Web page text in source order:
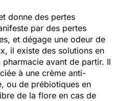
donne des pertes
par des pertes
et dégage une odeur de
il existe des solutions en
avant de partir. Il
à une crème anti-
ou de prébiotiques en
de la flore en cas de